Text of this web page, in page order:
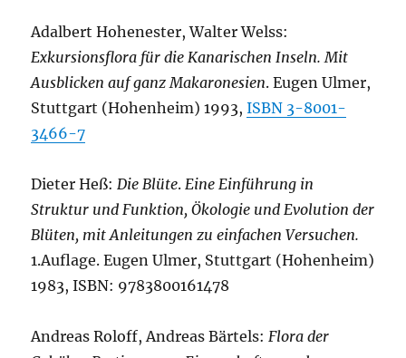
Adalbert Hohenester, Walter Welss:
Exkursionsflora für die Kanarischen Inseln. Mit
Ausblicken auf ganz Makaronesien. Eugen Ulmer,
Stuttgart (Hohenheim) 1993,ISBN 3-8001-
3466-7
Dieter Heß:Die Blüte. Eine Einführung in
Struktur und Funktion, Ökologie und Evolution der
Blüten, mit Anleitungen zu einfachen Versuchen.
1.Auflage. Eugen Ulmer, Stuttgart (Hohenheim)
1983, ISBN: 9783800161478
Andreas Roloff, Andreas Bärtels:Flora der